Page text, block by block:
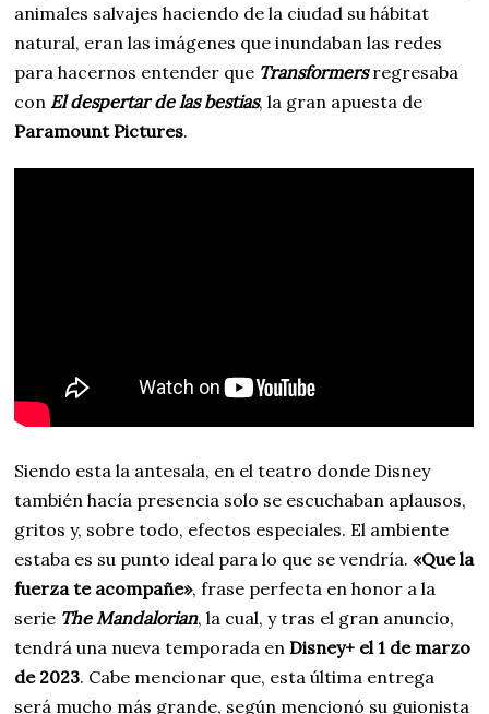
animales salvajes haciendo de la ciudad su hábitat
natural, eran las imágenes que inundaban las redes
para hacernos entender que Transformers regresaba
con El despertar de las bestias, la gran apuesta de
Paramount Pictures.
Siendo esta la antesala, en el teatro donde Disney
también hacía presencia solo se escuchaban aplausos,
gritos y, sobre todo, efectos especiales. El ambiente
estaba es su punto ideal para lo que se vendría.«Que la
fuerza te acompañe», frase perfecta en honor a la
serie The Mandalorian, la cual, y tras el gran anuncio,
tendrá una nueva temporada enDisney+ el 1 de marzo
de 2023. Cabe mencionar que, esta última entrega
será mucho más grande, según mencionó su guionista